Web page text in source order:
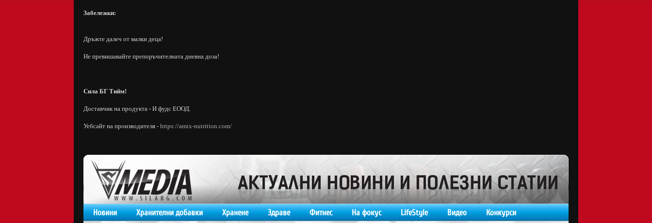
Забележки:
Дръжте далеч от малки деца!
Не превишавайте препоръчителната дневна доза!
Сила БГ Тийм!
Доставчик на продукта - И фудс ЕООД.
Уебсайт на производителя - https://amix-nutrition.com/
Новини Хранителни добавки Хранене Здраве Фитнес На фокус LifeStyle Видео Конкурси